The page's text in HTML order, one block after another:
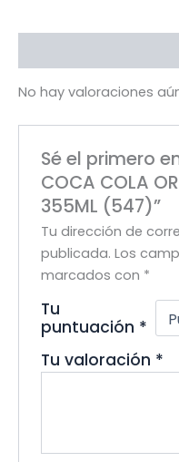
No hay valoraciones
Sé el primero
COCA COLA
355ML (547)”
Tu dirección de
publicada. Los
marcados con *
Tu
puntuación *
Tu valoración *